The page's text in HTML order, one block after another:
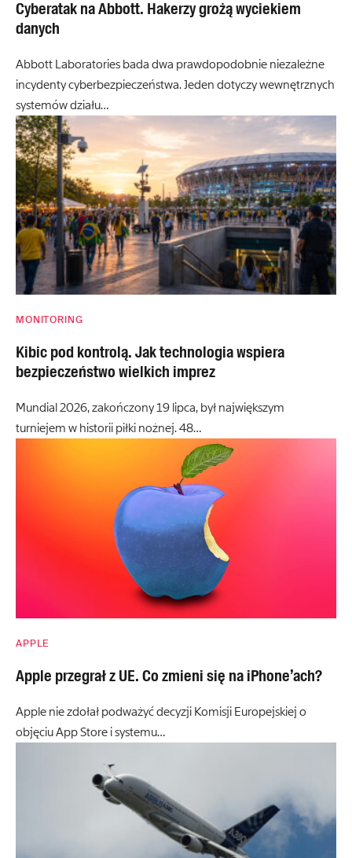
Cyberatak na Abbott. Hakerzy grożą wyciekiem
danych
Abbott Laboratories bada dwa prawdopodobnie niezależne
incydenty cyberbezpieczeństwa. Jeden dotyczy wewnętrznych
systemów działu…
MONITORING
Kibic pod kontrolą. Jak technologia wspiera
bezpieczeństwo wielkich imprez
Mundial 2026, zakończony 19 lipca, był największym
turniejem w historii piłki nożnej. 48…
APPLE
Apple przegrał z UE. Co zmieni się na iPhone’ach?
Apple nie zdołał podważyć decyzji Komisji Europejskiej o
objęciu App Store i systemu…